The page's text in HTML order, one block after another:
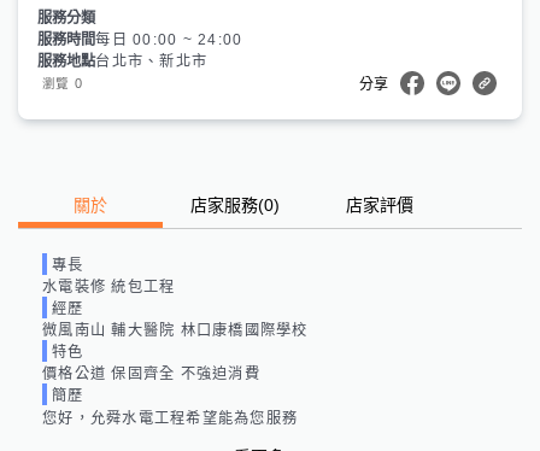
服務分類
服務時間每日 00:00 ~ 24:00
服務地點台北市、新北市
瀏覽 0 分享
關於 店家服務(0) 店家評價
專長
水電裝修 統包工程
經歷
微風南山 輔大醫院 林口康橋國際學校
特色
價格公道 保固齊全 不強迫消費
簡歷
您好，允舜水電工程希望能為您服務